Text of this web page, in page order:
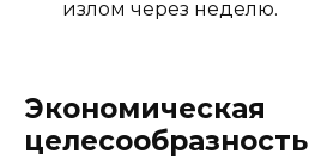
излом через неделю.
Экономическая
целесообразность